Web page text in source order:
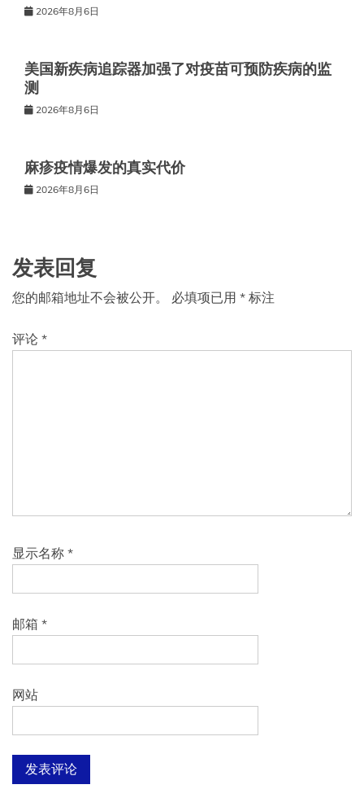
2026年8月6日
美国新疾病追踪器加强了对疫苗可预防疾病的监
测
2026年8月6日
麻疹疫情爆发的真实代价
2026年8月6日
发表回复
您的邮箱地址不会被公开。 必填项已用 * 标注
评论 *
显示名称 *
邮箱 *
网站